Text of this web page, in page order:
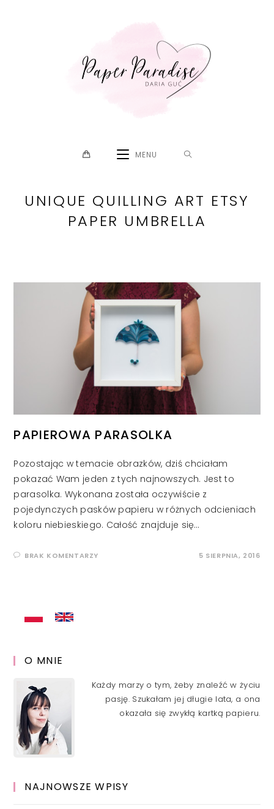
MENU
UNIQUE QUILLING ART ETSY
PAPER UMBRELLA
PAPIEROWA PARASOLKA
Pozostając w temacie obrazków, dziś chciałam
pokazać Wam jeden z tych najnowszych. Jest to
parasolka. Wykonana została oczywiście z
pojedynczych pasków papieru w różnych odcieniach
koloru niebieskiego. Całość znajduje się…
BRAK KOMENTARZY 5 SIERPNIA, 2016
O MNIE
Każdy marzy o tym, żeby znaleźć w życiu
pasję. Szukałam jej długie lata, a ona
okazała się zwykłą kartką papieru.
NAJNOWSZE WPISY